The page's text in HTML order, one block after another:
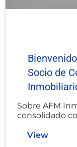
Socio de
Sobre AFM
consolidado
View